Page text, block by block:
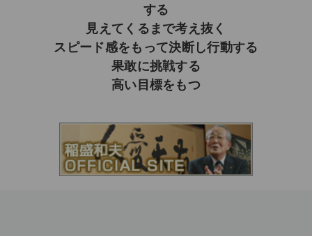
する
見えてくるまで考え抜く
スピード感をもって決断し行動する
果敢に挑戦する
高い目標をもつ